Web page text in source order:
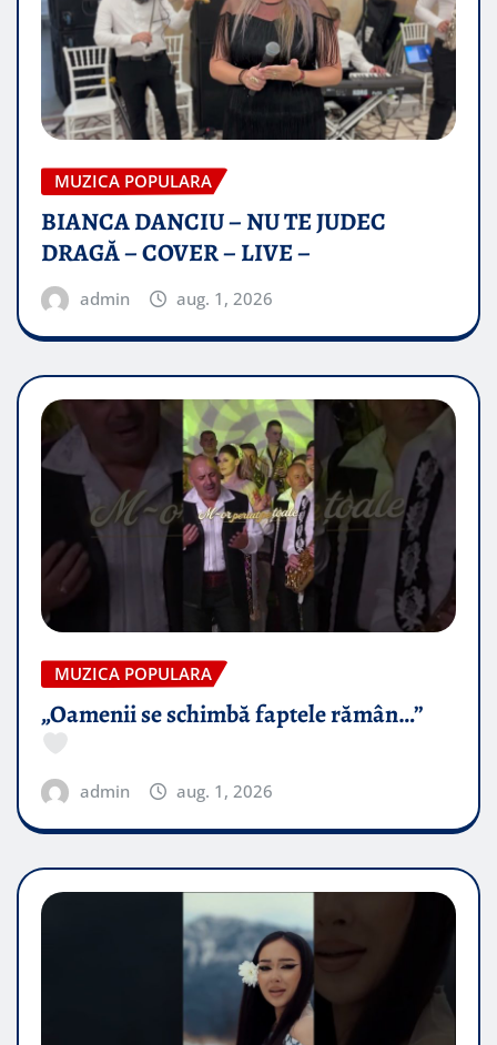
MUZICA POPULARA
BIANCA DANCIU – NU TE JUDEC
DRAGĂ – COVER – LIVE –
admin aug. 1, 2026
MUZICA POPULARA
„Oamenii se schimbă faptele rămân…”
admin aug. 1, 2026